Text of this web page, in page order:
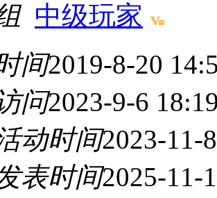
中级玩家
间2019-8-20
问2023-9-6
动时间2023-11-
表时间2025-11-